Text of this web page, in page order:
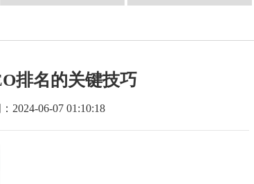
排名的关键技巧
2024-06-07 01:10:18